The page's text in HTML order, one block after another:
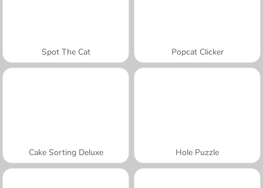
Spot The Cat Popcat Clicker
Cake Sorting Deluxe Hole Puzzle